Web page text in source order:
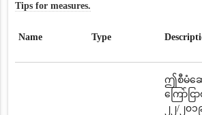
Tips for measures.
Name Type
ဤစီမံဆ
ကြော်င
၂၂/၂၀